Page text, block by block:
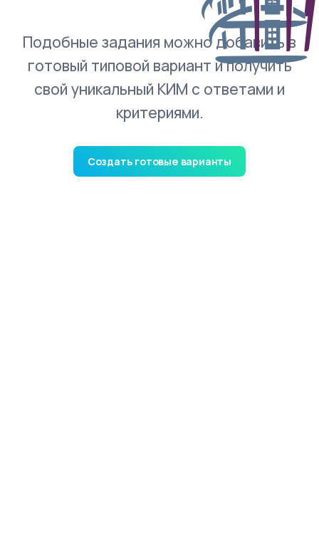
Подобные задания можно добавить в
готовый типовой вариант и получить
свой уникальный КИМ с ответами и
критериями.
Создать готовые варианты